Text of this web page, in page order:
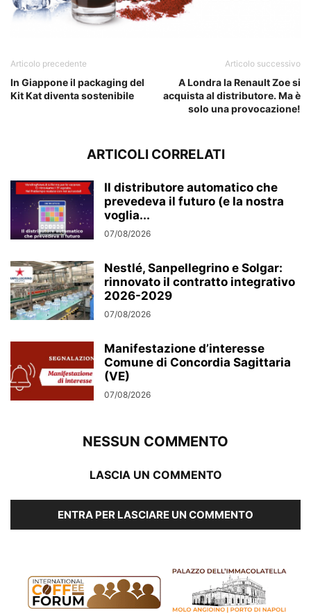
Articolo precedente
In Giappone il packaging del
Kit Kat diventa sostenibile
Articolo successivo
A Londra la Renault Zoe si
acquista al distributore. Ma è
solo una provocazione!
ARTICOLI CORRELATI
Il distributore automatico che
prevedeva il futuro (e la nostra
voglia...
07/08/2026
Nestlé, Sanpellegrino e Solgar:
rinnovato il contratto integrativo
2026-2029
07/08/2026
Manifestazione d’interesse
Comune di Concordia Sagittaria
(VE)
07/08/2026
NESSUN COMMENTO
LASCIA UN COMMENTO
ENTRA PER LASCIARE UN COMMENTO